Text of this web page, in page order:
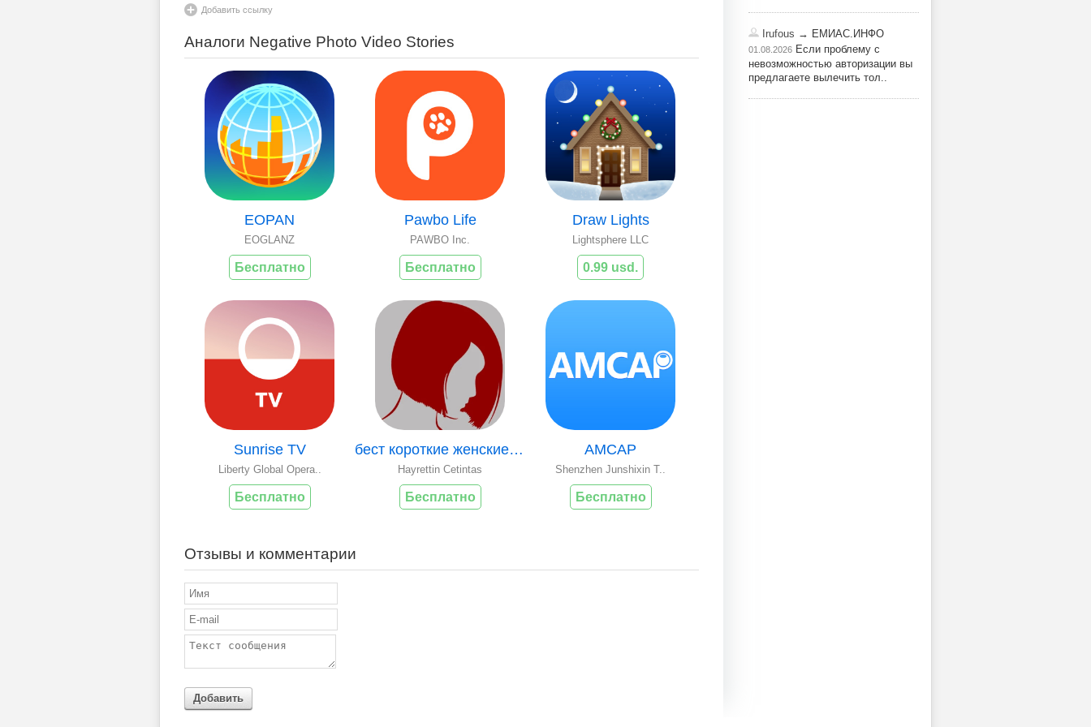
Добавить ссылку
Аналоги Negative Photo Video Stories
EOPAN
EOGLANZ
Бесплатно
Pawbo Life
PAWBO Inc.
Бесплатно
Draw Lights
Lightsphere LLC
0.99 usd.
Sunrise TV
Liberty Global Opera..
Бесплатно
бест короткие женские стрижки
Hayrettin Cetintas
Бесплатно
AMCAP
Shenzhen Junshixin T..
Бесплатно
Отзывы и комментарии
Добавить
Irufous → ЕМИАС.ИНФО
01.08.2026 Если проблему с
невозможностью авторизации вы
предлагаете вылечить тол..